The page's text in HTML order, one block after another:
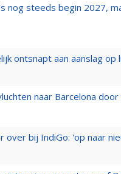
nog steeds begin 2027,
ontsnapt aan aanslag op
naar Barcelona
over bij IndiGo: 'op naar